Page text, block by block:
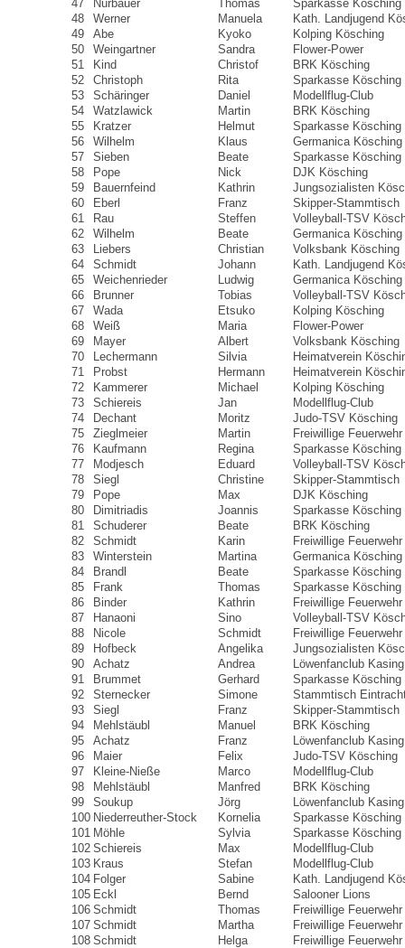
47 Nürbauer Thomas
Sparkasse Kösching
48
Werner Manuela
Kath. Landjugend
49
Abe Kyoko
Kolping Kösching
50
Weingartner Sandra
Flower-Power
51
Kind Christof
BRK Kösching
52
Christoph Rita
Sparkasse Kösching
53
Schäringer Daniel
Modellflug-Club
54
Watzlawick Martin
BRK Kösching
55
Kratzer Helmut
Sparkasse Kösching
56
Wilhelm Klaus
Germanica Kösching
57
Sieben Beate
Sparkasse Kösching
58
Pope Nick
DJK Kösching
59
Bauernfeind Kathrin
Jungsozialisten
60
Eberl Franz
Skipper-Stammtisch
61
Rau Steffen
Volleyball-TSV
62
Wilhelm Beate
Germanica Kösching
63
Liebers Christian
Volksbank Kösching
64
Schmidt Johann
Kath. Landjugend
65
Weichenrieder Ludwig
Germanica Kösching
66
Brunner Tobias
Volleyball-TSV
67
Wada Etsuko
Kolping Kösching
68
Weiß Maria
Flower-Power
69
Mayer Albert
Volksbank Kösching
70
Lechermann Silvia
Heimatverein
71
Probst Hermann
Heimatverein
72
Kammerer Michael
Kolping Kösching
73
Schiereis Jan
Modellflug-Club
74
Dechant Moritz
Judo-TSV Kösching
75
Zieglmeier Martin
Freiwillige
76
Kaufmann Regina
Sparkasse Kösching
77
Modjesch Eduard
Volleyball-TSV
78
Siegl Christine
Skipper-Stammtisch
79
Pope Max
DJK Kösching
80
Dimitriadis Joannis
Sparkasse Kösching
81
Schuderer Beate
BRK Kösching
82
Schmidt Karin
Freiwillige
83
Winterstein Martina
Germanica Kösching
84
Brandl Beate
Sparkasse Kösching
85
Frank Thomas
Sparkasse Kösching
86
Binder Kathrin
Freiwillige
87
Hanaoni Sino
Volleyball-TSV
88
Nicole Schmidt
Freiwillige
89
Hofbeck Angelika
Jungsozialisten
90
Achatz Andrea
Löwenfanclub Kasing
91
Brummet Gerhard
Sparkasse Kösching
92
Sternecker Simone
Stammtisch
93
Siegl Franz
Skipper-Stammtisch
94
Mehlstäubl Manuel
BRK Kösching
95
Achatz Franz
Löwenfanclub Kasing
96
Maier Felix
Judo-TSV Kösching
97
Kleine-Nieße Marco
Modellflug-Club
98
Mehlstäubl Manfred
BRK Kösching
99
Soukup Jörg
Löwenfanclub Kasing
100 Niederreuther-Stock Kornelia
Sparkasse Kösching
101 Möhle Sylvia
Sparkasse Kösching
102 Schiereis Max
Modellflug-Club
103 Kraus Stefan
Modellflug-Club
104 Folger Sabine
Kath. Landjugend
105 Eckl Bernd
Salooner Lions
106 Schmidt Thomas
Freiwillige
107 Schmidt Martha
Freiwillige
108 Schmidt Helga
Freiwillige